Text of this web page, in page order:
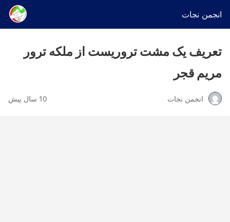
انجمن نجات
تعریف یک مشت تروریست از ملکه ترور
مریم قجر
انجمن نجات 10 سال پیش